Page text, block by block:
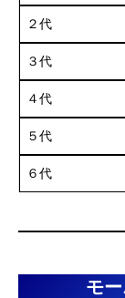
２代
３代
４代
５代
６代
モ